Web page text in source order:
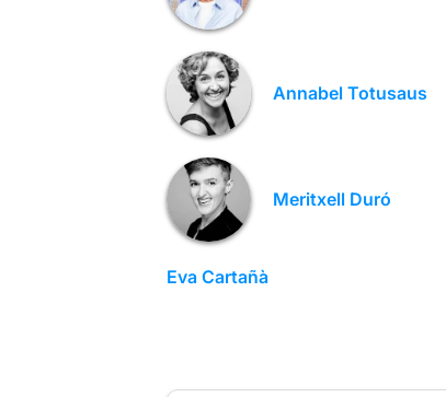
Annabel Totusaus
Meritxell Duró
Eva Cartañà